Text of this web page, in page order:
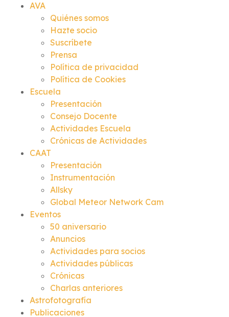
AVA
Quiénes somos
Hazte socio
Suscríbete
Prensa
Política de privacidad
Política de Cookies
Escuela
Presentación
Consejo Docente
Actividades Escuela
Crónicas de Actividades
CAAT
Presentación
Instrumentación
Allsky
Global Meteor Network Cam
Eventos
50 aniversario
Anuncios
Actividades para socios
Actividades públicas
Crónicas
Charlas anteriores
Astrofotografía
Publicaciones